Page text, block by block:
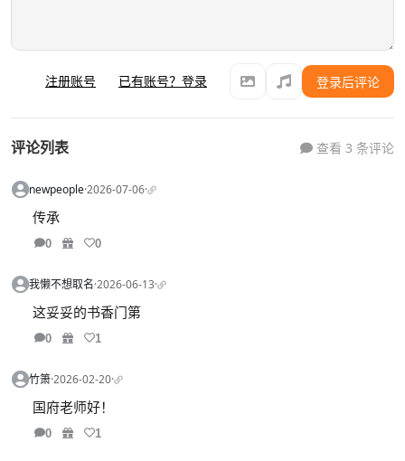
注册账号 已有账号？登录 登录后评论
评论列表 查看 3 条评论
newpeople·2026-07-06·
传承
0 0
我懒不想取名·2026-06-13·
这妥妥的书香门第
0 1
竹箫·2026-02-20·
国府老师好！
0 1